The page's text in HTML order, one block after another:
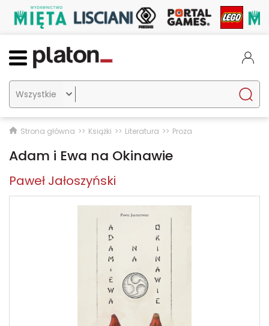

Strona główna Książki Literatura Proza
Adam i Ewa na Okinawie
Paweł Jałoszyński